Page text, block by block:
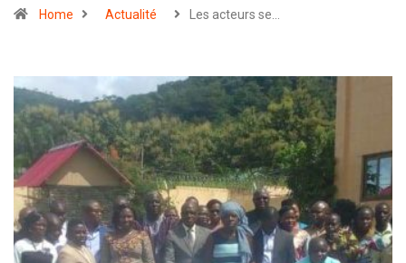
Home Actualité Les acteurs se…